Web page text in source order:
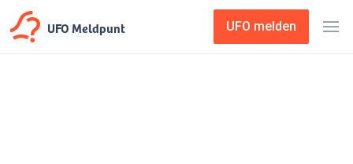
UFO Meldpunt UFO melden